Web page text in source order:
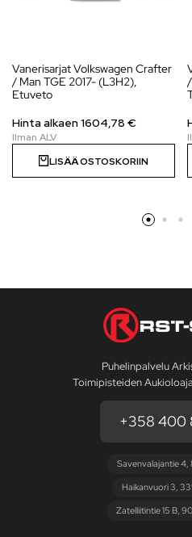
Vanerisarjat Volkswagen Crafter
/ Man TGE 2017- (L3H2),
Etuveto
Hinta alkaen1604,78 €
LISÄÄ OSTOSKORIIN
Puhelinpalvelu
Toimipisteiden
+358 400
Savenvalajantie
Haikanvuori 3,
Zatelliitintie 15 B,